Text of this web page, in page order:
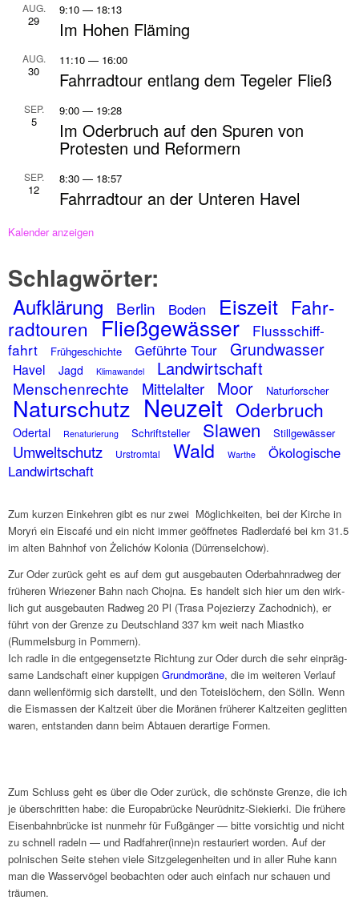
AUG.
29
9:10 — 18:13
Im Hohen Fläming
AUG.
30
11:10 — 16:00
Fahr­rad­tour entlang dem Tege­ler Fließ
SEP.
5
9:00 — 19:28
Im Oder­bruch auf den Spuren von
Prote­sten und Refor­mern
SEP.
12
8:30 — 18:57
Fahr­rad­tour an der Unte­ren Havel
Kalen­der anzei­gen
Schlag­wör­ter:
Aufklä­rung Berlin Boden Eiszeit Fahr­
rad­tou­ren Fließ­ge­wäs­ser
Fluss­schiff­
fahrt
Früh­ge­schichte Geführte Tour Grund­was­ser
Havel Jagd Klima­wan­del Land­wirt­schaft
Menschen­rechte Mittel­al­ter Moor Natur­for­scher
Natur­schutz Neuzeit Oder­bruch
Oder­tal Rena­tu­rie­rung Schrift­stel­ler Slawen Still­ge­wäs­ser
Umwelt­schutz Urstrom­tal Wald Warthe
Ökolo­gi­sche
Land­wirt­schaft
Zum kurzen Einkeh­ren gibt es nur zwei Möglich­kei­ten, bei der Kirche in
Moryń ein Eiscafé und ein nicht immer geöff­ne­tes Radlerd­afé bei km 31.5
im alten Bahn­hof von Żelichów Kolo­nia (Dürren­sel­chow).
Zur Oder zurück geht es auf dem gut ausge­bau­ten Oder­bahn­rad­weg der
frühe­ren Wrie­ze­ner Bahn nach Chojna. Es handelt sich hier um den wirk­
lich gut ausge­bau­ten Radweg 20 Pl (Trasa Poje­zierzy Zachod­nich), er
führt von der Grenze zu Deutsch­land 337 km weit nach Miastko
(Rummels­burg in Pommern).
Ich radle in die entge­gen­setzte Rich­tung zur Oder durch die sehr einpräg­
same Land­schaft einer kuppi­gen Grund­mo­räne, die im weite­ren Verlauf
dann wellen­för­mig sich darstellt, und den Toteis­lö­chern, den Sölln. Wenn
die Eismas­sen der Kalt­zeit über die Morä­nen frühe­rer Kalt­zei­ten geglit­ten
waren, entstan­den dann beim Abtauen derar­tige Formen.
Zum Schluss geht es über die Oder zurück, die schön­ste Grenze, die ich
je über­schrit­ten habe: die Euro­pa­brücke Neurüd­nitz-Siekierki. Die frühere
Eisen­bahn­brücke ist nunmehr für Fußgän­ger — bitte vorsich­tig und nicht
zu schnell radeln — und Radfahrer(inne)n restau­riert worden. Auf der
polni­schen Seite stehen viele Sitz­ge­le­gen­hei­ten und in aller Ruhe kann
man die Wasser­vö­gel beob­ach­ten oder auch einfach nur schauen und
träu­men.